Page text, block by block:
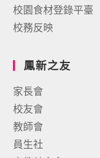
校園食材登錄平臺
校務反映
鳳新之友
家長會
校友會
教師會
員生社